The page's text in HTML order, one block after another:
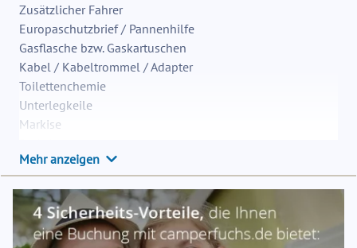
Zusätzlicher Fahrer
Europaschutzbrief / Pannenhilfe
Gasflasche bzw. Gaskartuschen
Kabel / Kabeltrommel / Adapter
Toilettenchemie
Unterlegkeile
Markise
Fahrradwarntafel
Weitere Anmerkungen
11 kg Flüssiggas
Toilettenzusatz
Wasser
Mehr anzeigen